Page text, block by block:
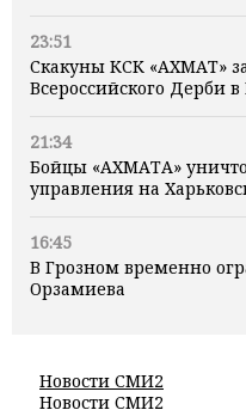
23:51
Скакуны КСК «АХМАТ»
Всероссийского Дерби
21:34
Бойцы «АХМАТА»
управления на
16:45
В Грозном временно
Орзамиева
Новости СМИ2
Новости СМИ2